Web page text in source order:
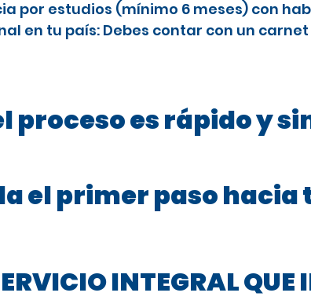
por estudios (mínimo 6 meses) con
en tu país: Debes contar con un
proceso es rápido y
el primer paso
INTEGRAL QUE